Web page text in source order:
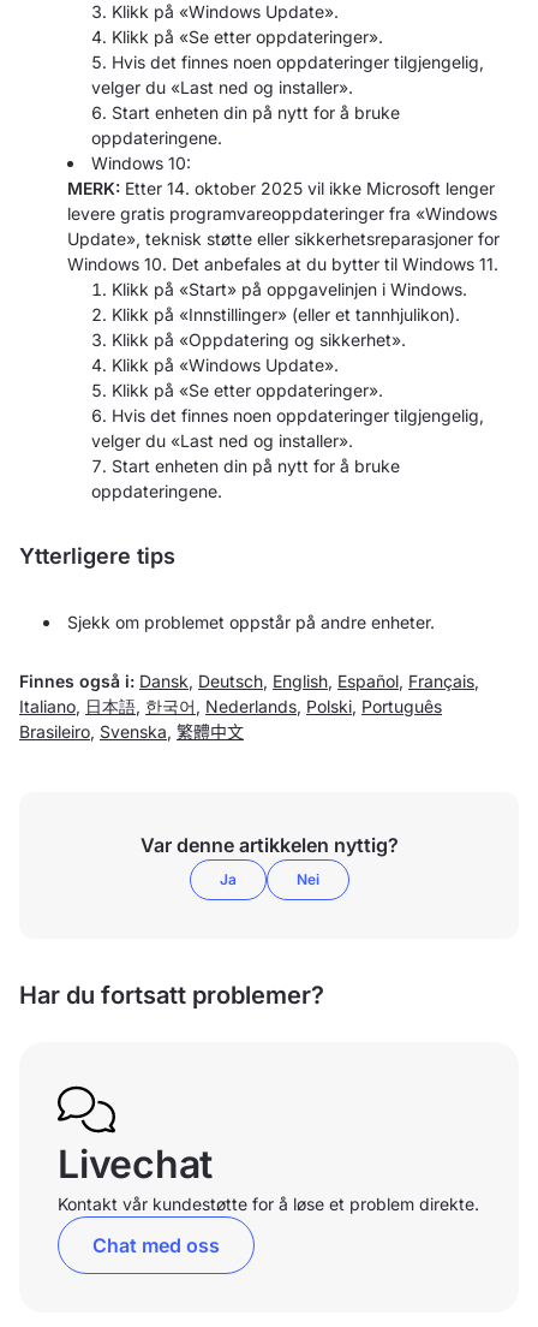
Klikk på «Windows Update».
Klikk på «Se etter oppdateringer».
Hvis det finnes noen oppdateringer tilgjengelig,
velger du «Last ned og installer».
Start enheten din på nytt for å bruke
oppdateringene.
Windows 10:
MERK: Etter 14. oktober 2025 vil ikke Microsoft lenger
levere gratis programvareoppdateringer fra «Windows
Update», teknisk støtte eller sikkerhetsreparasjoner for
Windows 10. Det anbefales at du bytter til Windows 11.
Klikk på «Start» på oppgavelinjen i Windows.
Klikk på «Innstillinger» (eller et tannhjulikon).
Klikk på «Oppdatering og sikkerhet».
Klikk på «Windows Update».
Klikk på «Se etter oppdateringer».
Hvis det finnes noen oppdateringer tilgjengelig,
velger du «Last ned og installer».
Start enheten din på nytt for å bruke
oppdateringene.
Ytterligere tips
Sjekk om problemet oppstår på andre enheter.
Finnes også i: Dansk, Deutsch, English, Español, Français,
Italiano, 日本語, 한국어 , Nederlands, Polski, Português
Brasileiro, Svenska, 繁體中文
Var denne artikkelen nyttig?
Ja Nei
Har du fortsatt problemer?
Livechat
Kontakt vår kundestøtte for å løse et problem direkte.
Chat med oss